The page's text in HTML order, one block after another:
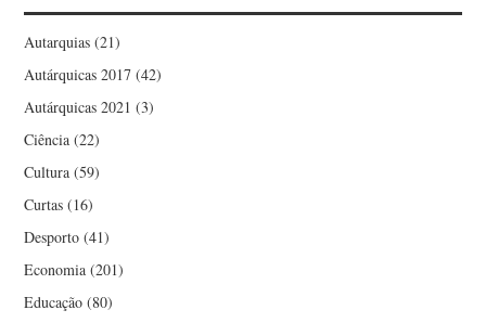
Autarquias (21)
Autárquicas 2017 (42)
Autárquicas 2021 (3)
Ciência (22)
Cultura (59)
Curtas (16)
Desporto (41)
Economia (201)
Educação (80)